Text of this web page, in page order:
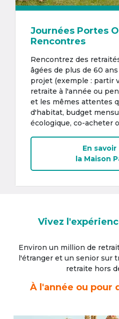
Journées Portes
Rencontres
Rencontrez des
âgées de plus de 60
projet (exemple : partir
retraite à l'année ou
et les mêmes attentes
d'habitat, budget
écologique, co-acheter
En savoir
la Maison
Vivez
Environ un million de
l'étrangeret un senior sur
retraite hors
À l'année ou pour